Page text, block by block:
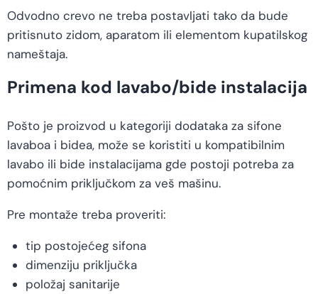
Odvodno crevo ne treba postavljati tako da bude
pritisnuto zidom, aparatom ili elementom kupatilskog
nameštaja.
Primena kod lavabo/bide instalacija
Pošto je proizvod u kategoriji dodataka za sifone
lavaboa i bidea, može se koristiti u kompatibilnim
lavabo ili bide instalacijama gde postoji potreba za
pomoćnim priključkom za veš mašinu.
Pre montaže treba proveriti:
tip postojećeg sifona
dimenziju priključka
položaj sanitarije